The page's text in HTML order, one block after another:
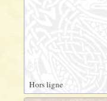
Hors ligne